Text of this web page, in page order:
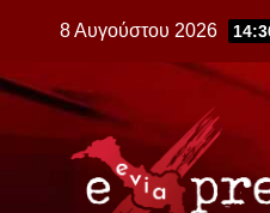
content
8 Αυγούστου 2026